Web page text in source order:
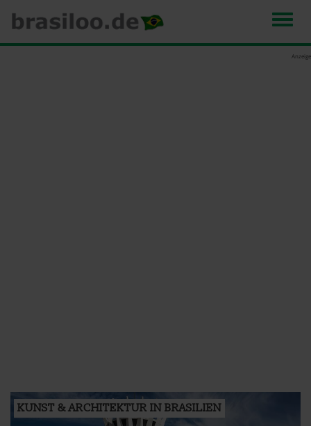
Anzeige
KUNST & ARCHITEKTUR IN BRASILIEN